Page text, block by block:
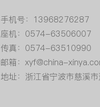
手机号：13968276287
座机：0574-63506007
传真：0574-63510990
邮箱：xyf@china-
地址：浙江省宁波市慈溪